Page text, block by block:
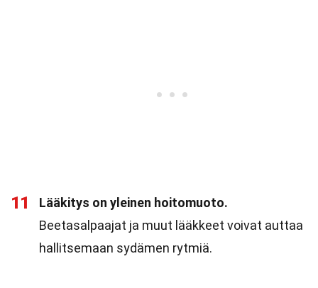
11
Lääkitys on yleinen hoitomuoto.
Beetasalpaajat ja muut lääkkeet voivat auttaa
hallitsemaan sydämen rytmiä.